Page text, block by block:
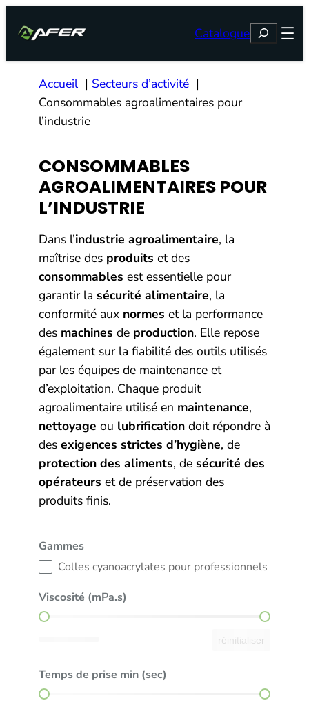
Rechercher
Catalogue
Accueil
Secteurs d’activité
Consommables agroalimentaires pour
l’industrie
CONSOMMABLES
AGROALIMENTAIRES POUR
L’INDUSTRIE
Dans l’industrie agroalimentaire, la
maîtrise des produits et des
consommables est essentielle pour
garantir la sécurité alimentaire, la
conformité aux normes et la performance
des machines de production. Elle repose
également sur la fiabilité des outils utilisés
par les équipes de maintenance et
d’exploitation. Chaque produit
agroalimentaire utilisé en maintenance,
nettoyage ou lubrification doit répondre à
des exigences strictes d’hygiène, de
protection des aliments, de sécurité des
opérateurs et de préservation des
produits finis.
Gammes
Gammes
Colles cyanoacrylates pour professionnels
Viscosité (mPa.s)
Viscosité (mPa.s)
réinitialiser
Temps de prise min (sec)
Temps de prise min (sec)